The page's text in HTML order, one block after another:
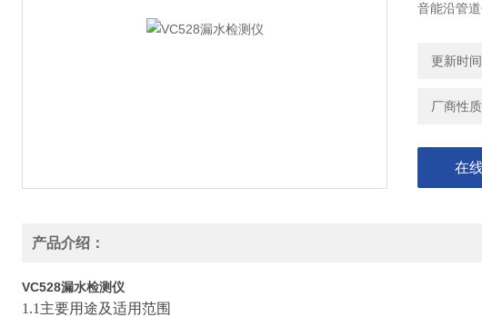
音能沿管
更新时
厂商性
在
产品介绍：
VC528漏水检测仪
1.1主要用途及适用范围